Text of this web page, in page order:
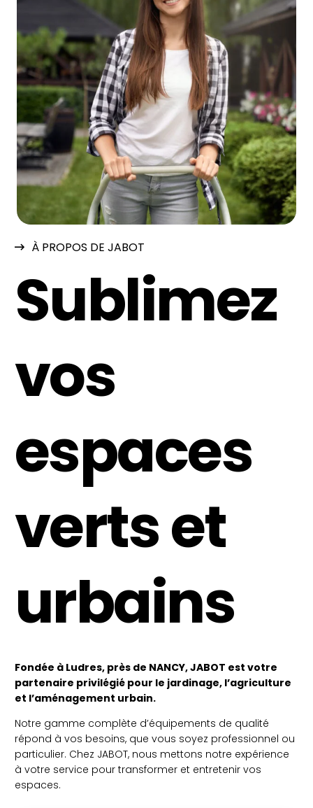
À PROPOS DE JABOT
Sublimez
vos
espaces
verts et
urbains
Fondée à Ludres, près de NANCY, JABOT est votre
partenaire privilégié pour le jardinage, l’agriculture
et l’aménagement urbain.
Notre gamme complète d’équipements de qualité
répond à vos besoins, que vous soyez professionnel ou
particulier. Chez JABOT, nous mettons notre expérience
à votre service pour transformer et entretenir vos
espaces.